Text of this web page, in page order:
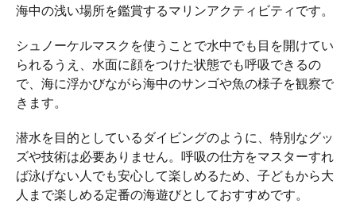
海中の浅い場所を鑑賞するマリンアクティビティです。
シュノーケルマスクを使うことで水中でも目を開けてい
られるうえ、水面に顔をつけた状態でも呼吸できるの
で、海に浮かびながら海中のサンゴや魚の様子を観察で
きます。
潜水を目的としているダイビングのように、特別なグッ
ズや技術は必要ありません。呼吸の仕方をマスターすれ
ば泳げない人でも安心して楽しめるため、子どもから大
人まで楽しめる定番の海遊びとしておすすめです。